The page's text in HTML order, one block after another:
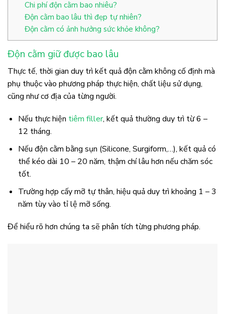
Chi phí độn cằm bao nhiêu?
Độn cằm bao lâu thì đẹp tự nhiên?
Độn cằm có ảnh hưởng sức khỏe không?
Độn cằm giữ được bao lâu
Thực tế, thời gian duy trì kết quả độn cằm không cố định mà
phụ thuộc vào phương pháp thực hiện, chất liệu sử dụng,
cũng như cơ địa của từng người.
Nếu thực hiện tiêm filler, kết quả thường duy trì từ 6 –
12 tháng.
Nếu độn cằm bằng sụn (Silicone, Surgiform,…), kết quả có
thể kéo dài 10 – 20 năm, thậm chí lâu hơn nếu chăm sóc
tốt.
Trường hợp cấy mỡ tự thân, hiệu quả duy trì khoảng 1 – 3
năm tùy vào tỉ lệ mỡ sống.
Để hiểu rõ hơn chúng ta sẽ phân tích từng phương pháp.